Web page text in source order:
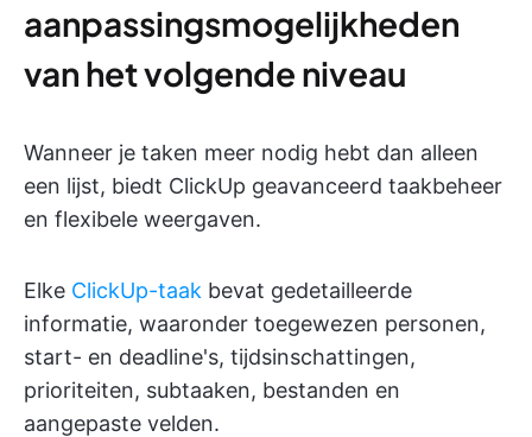
aanpassingsmogelijkheden
van het volgende niveau
Wanneer je taken meer nodig hebt dan alleen
een lijst, biedt ClickUp geavanceerd taakbeheer
en flexibele weergaven.
Elke ClickUp-taak bevat gedetailleerde
informatie, waaronder toegewezen personen,
start- en deadline's, tijdsinschattingen,
prioriteiten, subtaaken, bestanden en
aangepaste velden.